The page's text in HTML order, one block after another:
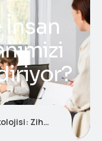
İnsan
Şekillendiriyor?